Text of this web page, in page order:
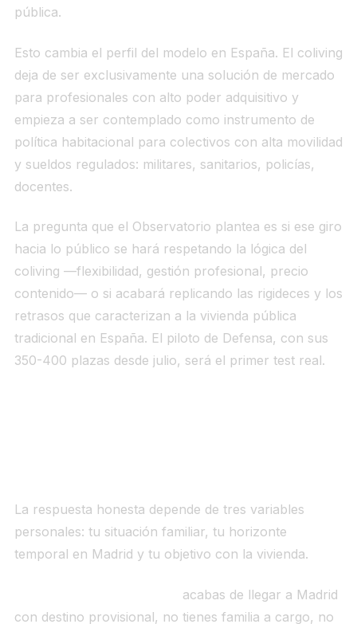
pública.
Esto cambia el perfil del modelo en España. El coliving
deja de ser exclusivamente una solución de mercado
para profesionales con alto poder adquisitivo y
empieza a ser contemplado como instrumento de
política habitacional para colectivos con alta movilidad
y sueldos regulados: militares, sanitarios, policías,
docentes.
La pregunta que el Observatorio plantea es si ese giro
hacia lo público se hará respetando la lógica del
coliving —flexibilidad, gestión profesional, precio
contenido— o si acabará replicando las rigideces y los
retrasos que caracterizan a la vivienda pública
tradicional en España. El piloto de Defensa, con sus
350-400 plazas desde julio, será el primer test real.
La respuesta honesta depende de tres variables
personales: tu situación familiar, tu horizonte
temporal en Madrid y tu objetivo con la vivienda.
acabas de llegar a Madrid
con destino provisional, no tienes familia a cargo, no